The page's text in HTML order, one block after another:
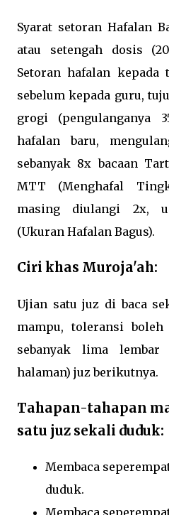
Syarat setoran Hafalan
atau setengah dosis
Setoran hafalan kepada
sebelum kepada guru,
grogi (pengulanganya
hafalan baru,
sebanyak 8x bacaan
MTT (Menghafal
masing diulangi 2x,
(Ukuran Hafalan Bagus).
Ciri khas Muroja'ah:
Ujian satu juz di baca
mampu, toleransi
sebanyak lima
halaman) juz berikutnya.
Tahapan-tahapan
satu juz sekali duduk:
Membaca
duduk.